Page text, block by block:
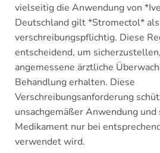
vielseitig die Anwendung von
Deutschland gilt *Stromectol* als
verschreibungspflichtig. Diese
entscheidend, um
angemessene ärztliche
Behandlung erhalten. Diese
Verschreibungsanforderung
unsachgemäßer Anwendung und
Medikament nur bei
verwendet wird.